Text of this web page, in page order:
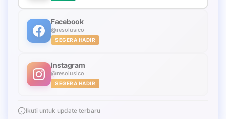
Facebook
@resolusico
SEGERA HADIR
Instagram
@resolusico
SEGERA HADIR
Ikuti untuk update terbaru